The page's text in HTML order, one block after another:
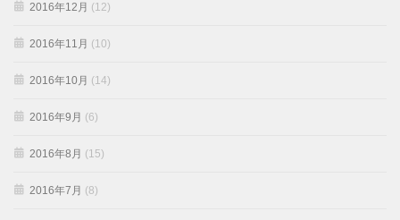
2016年12月 (12)
2016年11月 (10)
2016年10月 (14)
2016年9月 (6)
2016年8月 (15)
2016年7月 (8)